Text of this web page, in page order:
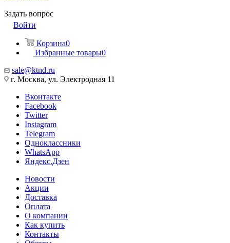
Задать вопрос
Войти
Корзина0
Избранные товары0
sale@ktnd.ru
г. Москва, ул. Электродная 11
Вконтакте
Facebook
Twitter
Instagram
Telegram
Одноклассники
WhatsApp
Яндекс.Дзен
Новости
Акции
Доставка
Оплата
О компании
Как купить
Контакты